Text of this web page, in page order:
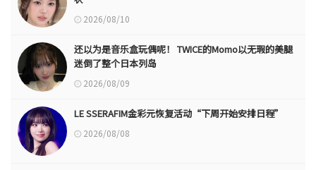
2026/08/10
还以为是音乐盒玩偶呢！ TWICE的Momo以无瑕的美腿
迷倒了整个日本列岛
2026/08/09
LE SSERAFIM金彩元恢复活动“下周开始安排日程”
2026/08/08